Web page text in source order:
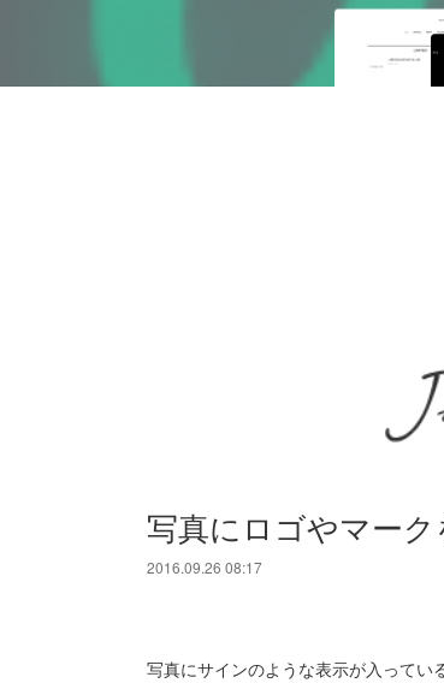
写真にロゴやマー
2016.09.26 08:17
写真にサインのような表示が入ってい